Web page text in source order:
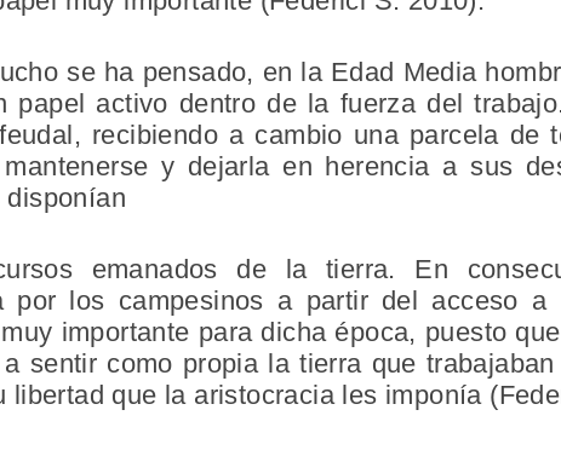
se ha pensado, en la Edad Media
papel activo dentro de la fuerza del
recibiendo a cambio una parcela de
y dejarla en herencia a sus
disponían
emanados de la tierra. En
por los campesinos a partir del acceso
importante para dicha época, puesto
sentir como propia la tierra que
libertad que la aristocracia les imponía